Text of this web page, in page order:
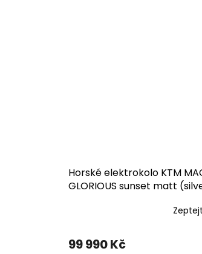
Horské elektrokolo KTM
GLORIOUS sunset matt
99 990 Kč